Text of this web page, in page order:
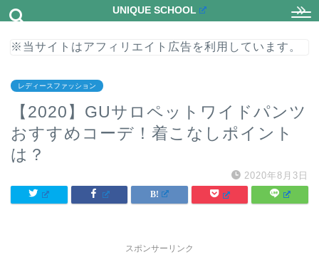
UNIQUE SCHOOL
※当サイトはアフィリエイト広告を利用しています。
レディースファッション
【2020】GUサロペットワイドパンツ
おすすめコーデ！着こなしポイント
は？
2020年8月3日
スポンサーリンク